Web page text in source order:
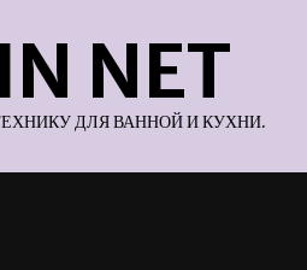
NET
ДЛЯ ВАННОЙ И КУХНИ.